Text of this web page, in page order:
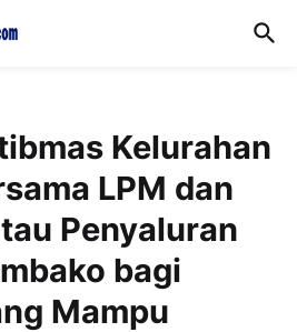
Kelurahan
LPM dan
Penyaluran
bagi
Mampu